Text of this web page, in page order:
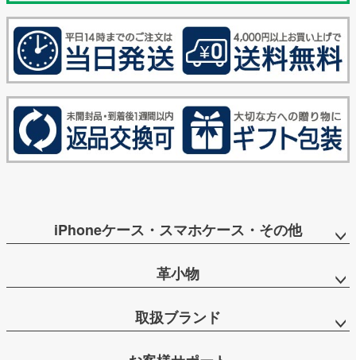
iPhoneケース・スマホケース・その他
革小物
取扱ブランド